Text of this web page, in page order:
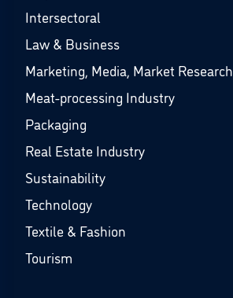
Intersectoral
Law & Business
Marketing, Media, Market Research
Meat-processing Industry
Packaging
Real Estate Industry
Sustainability
Technology
Textile & Fashion
Tourism